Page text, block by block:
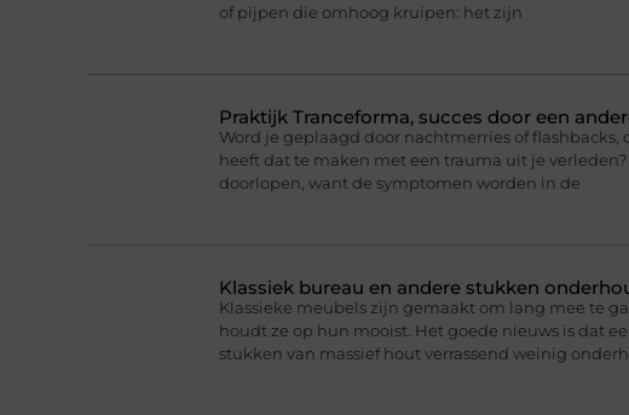
of pijpen die omhoog kruipen: het zijn
Praktijk Tranceforma, succes door een
Word je geplaagd door nachtmerries of
heeft dat te maken met een trauma uit je
doorlopen, want de symptomen worden in de
Klassiek bureau en andere stukken
Klassieke meubels zijn gemaakt om lang mee te
houdt ze op hun mooist. Het goede nieuws is dat
stukken van massief hout verrassend weinig